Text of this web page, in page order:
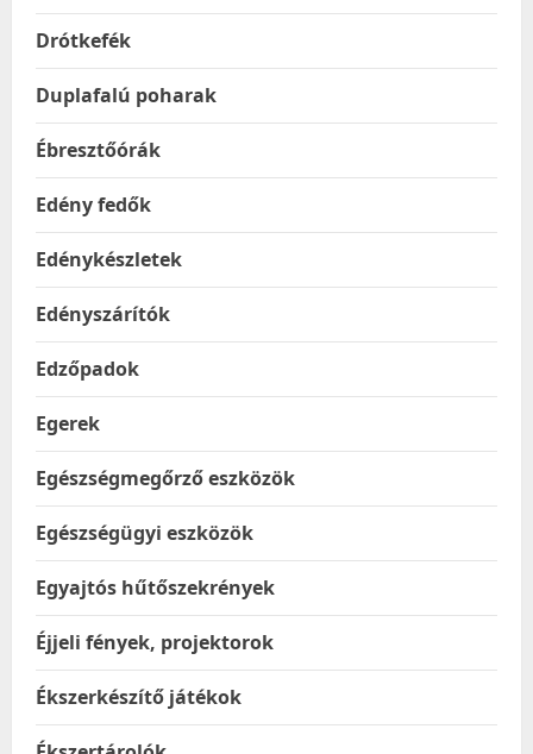
Drótkefék
Duplafalú poharak
Ébresztőórák
Edény fedők
Edénykészletek
Edényszárítók
Edzőpadok
Egerek
Egészségmegőrző eszközök
Egészségügyi eszközök
Egyajtós hűtőszekrények
Éjjeli fények, projektorok
Ékszerkészítő játékok